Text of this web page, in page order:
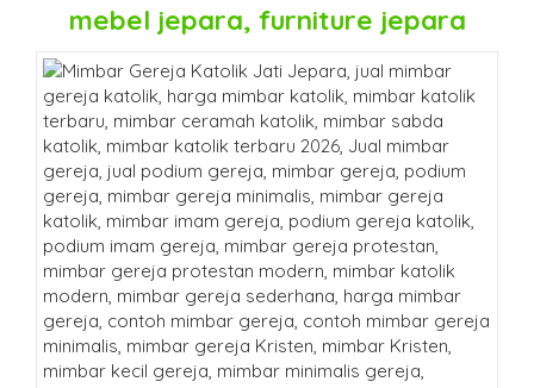
mebel jepara, furniture jepara